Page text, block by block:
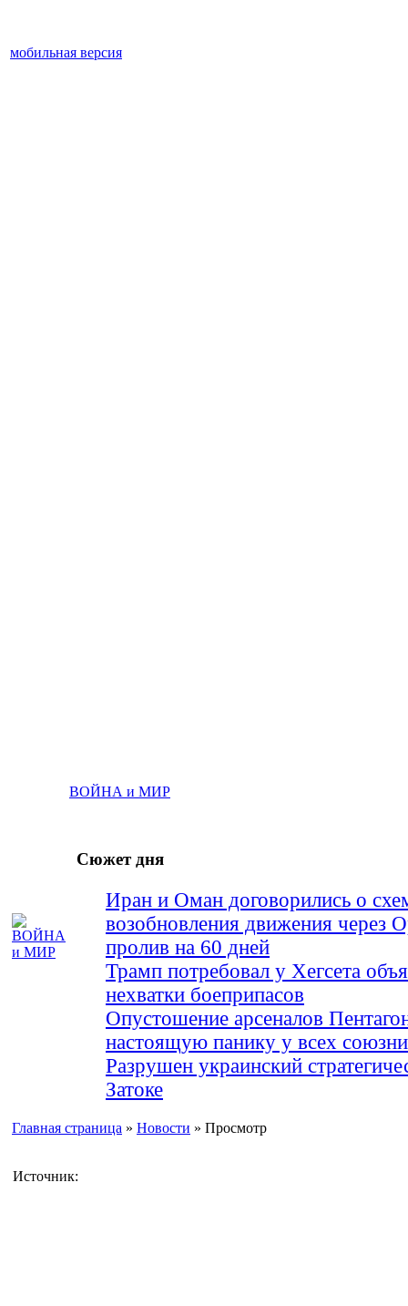
мобильная версия
ВОЙНА и МИР
Сюжет дня
Иран и Оман договорились о
возобновления движения через
пролив на 60 дней
Трамп потребовал у Хегсета
нехватки боеприпасов
Опустошение арсеналов
настоящую панику у всех
Разрушен украинский
Затоке
Главная страница » Новости » Просмотр
Источник: